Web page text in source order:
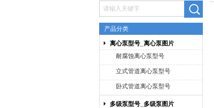
上海博禹泵业有限公司
产品分类
离心泵型号_离心泵图片
耐腐蚀离心泵型号
立式管道离心泵型号
卧式管道离心泵型号
多级泵型号_多级泵图片